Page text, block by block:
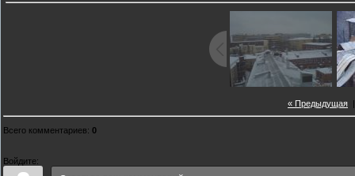
« Предыдущая
Всего комментариев: 0
Войдите: